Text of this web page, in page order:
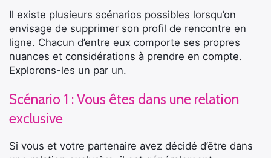
Il existe plusieurs scénarios possibles lorsqu’on
envisage de supprimer son profil de rencontre en
ligne. Chacun d’entre eux comporte ses propres
nuances et considérations à prendre en compte.
Explorons-les un par un.
Scénario 1 : Vous êtes dans une relation
exclusive
Si vous et votre partenaire avez décidé d’être dans